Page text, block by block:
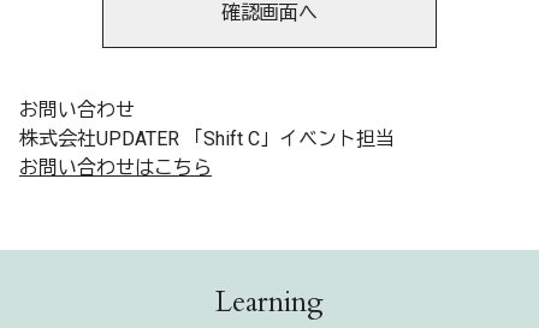
確認画面へ
お問い合わせ
株式会社UPDATER 「Shift C」イベント担当
お問い合わせはこちら
Learning